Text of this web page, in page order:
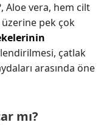
Aloe vera, hem cilt
üzerine pek çok
çatlak
arasında öne
mı?